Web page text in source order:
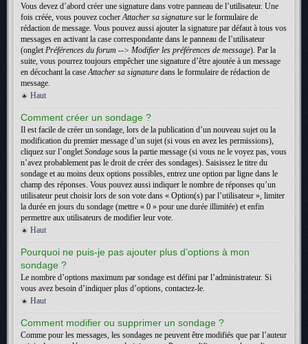
Vous devez d’abord créer une signature dans votre panneau de l’utilisateur. Une
fois créée, vous pouvez cocherAttacher sa signature sur le formulaire de
rédaction de message. Vous pouvez aussi ajouter la signature par défaut à tous vos
messages en activant la case correspondante dans le panneau de l’utilisateur
(ongletPréférences du forum --> Modifier les préférences de message). Par la
suite, vous pourrez toujours empêcher une signature d’être ajoutée à un message
en décochant la caseAttacher sa signature dans le formulaire de rédaction de
message.
Haut
Comment créer un sondage ?
Il est facile de créer un sondage, lors de la publication d’un nouveau sujet ou la
modification du premier message d’un sujet (si vous en avez les permissions),
cliquez sur l’ongletSondage sous la partie message (si vous ne le voyez pas, vous
n’avez probablement pas le droit de créer des sondages). Saisissez le titre du
sondage et au moins deux options possibles, entrez une option par ligne dans le
champ des réponses. Vous pouvez aussi indiquer le nombre de réponses qu’un
utilisateur peut choisir lors de son vote dans « Option(s) par l’utilisateur », limiter
la durée en jours du sondage (mettre « 0 » pour une durée illimitée) et enfin
permettre aux utilisateurs de modifier leur vote.
Haut
Pourquoi ne puis-je pas ajouter plus d’options à mon
sondage ?
Le nombre d’options maximum par sondage est défini par l’administrateur. Si
vous avez besoin d’indiquer plus d’options, contactez-le.
Haut
Comment modifier ou supprimer un sondage ?
Comme pour les messages, les sondages ne peuvent être modifiés que par l’auteur